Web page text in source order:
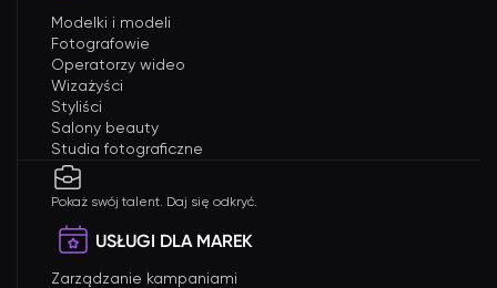
Modelki i modeli
Fotografowie
Operatorzy wideo
Wizażyści
Styliści
Salony beauty
Studia fotograficzne
Pokaż swój talent. Daj się odkryć.
USŁUGI DLA MAREK
Zarządzanie kampaniami